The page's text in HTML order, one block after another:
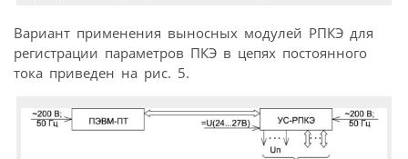
Вариант применения выносных модулей РПКЭ для
регистрации параметров ПКЭ в цепях постоянного
тока приведен на рис. 5.